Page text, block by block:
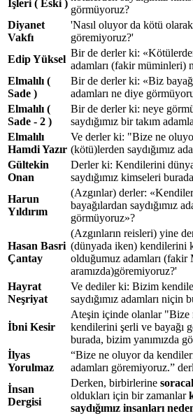
İşleri ( Eski )
görmüyoruz?
Diyanet
Vakfı
'Nasıl oluyor da kötü olarak
göremiyoruz?'
Edip Yüksel
Bir de derler ki:
adamları (fakir müminleri)
Elmalılı (
Sade )
Bir de derler ki: «Biz
adamları ne diye
Elmalılı (
Sade - 2 )
Bir de derler ki: neye
saydığımız bir takım
Elmalılı
Hamdi Yazır
Ve derler ki: "Bize ne
(kötü)lerden saydığımız
Gültekin
Onan
Derler ki: Kendilerini
saydığımız kimseleri
Harun
Yıldırım
(Azgınlar) derler:
bayağılardan saydığımız
görmüyoruz»?
Hasan Basri
Çantay
(Azgınların reisleri) yine
(dünyada iken) kendilerini
olduğumuz adamları (fakir
aramızda)göremiyoruz?'
Hayrat
Neşriyat
Ve dediler ki: Bizim
saydığımız adamları niçin
İbni Kesir
Ateşin içinde olanlar "Bize
kendilerini şerli ve bayağı
burada, bizim yanımızda
İlyas
Yorulmaz
“Bize ne oluyor da
adamları göremiyoruz.”
İnsan
Dergisi
Derken, birbirlerine
oldukları için bir zamanlar
saydığımız insanları